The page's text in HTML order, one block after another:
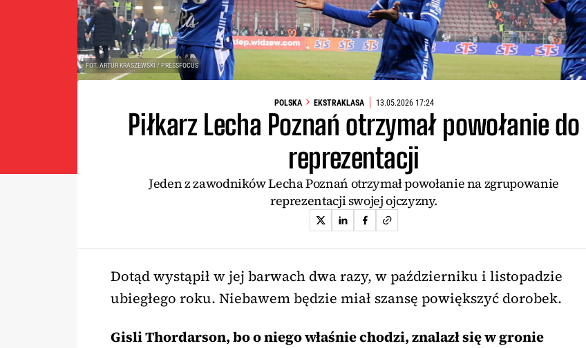
FOT. ARTUR KRASZEWSKI / PRESSFOCUS
POLSKA EKSTRAKLASA 13.05.2026 17:24
Piłkarz Lecha Poznań otrzymał powołanie do
reprezentacji
Jeden z zawodników Lecha Poznań otrzymał powołanie na zgrupowanie
reprezentacji swojej ojczyzny.
Dotąd wystąpił w jej barwach dwa razy, w październiku i listopadzie
ubiegłego roku. Niebawem będzie miał szansę powiększyć dorobek.
Gisli Thordarson, bo o niego właśnie chodzi, znalazł się w gronie